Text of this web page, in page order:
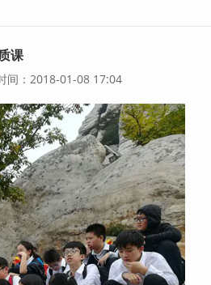
课
间：2018-01-08 17:04